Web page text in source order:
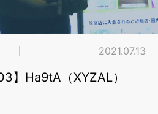
2021.07.13
】Ha9tA（XYZAL）